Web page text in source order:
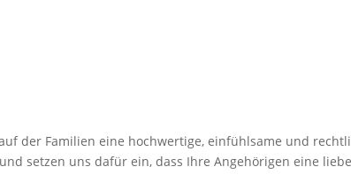
der Familien eine hochwertige, einfühlsame und
setzen uns dafür ein, dass Ihre Angehörigen eine